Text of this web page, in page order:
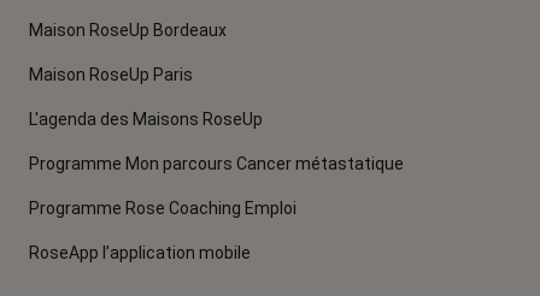
Maison RoseUp Bordeaux
Maison RoseUp Paris
L'agenda des Maisons RoseUp
Programme Mon parcours Cancer métastatique
Programme Rose Coaching Emploi
RoseApp l’application mobile